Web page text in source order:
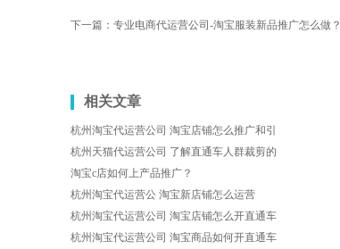
下一篇： 专业电商代运营公司-淘宝服装新品推广怎么做？
相关文章
杭州淘宝代运营公司 淘宝店铺怎么推广和引
杭州天猫代运营公司 了解直通车人群裁剪的
淘宝c店如何上产品推广？
杭州淘宝代运营公 淘宝新店铺怎么运营
杭州淘宝代运营公司 淘宝店铺怎么开直通车
杭州淘宝代运营公司 淘宝商品如何开直通车